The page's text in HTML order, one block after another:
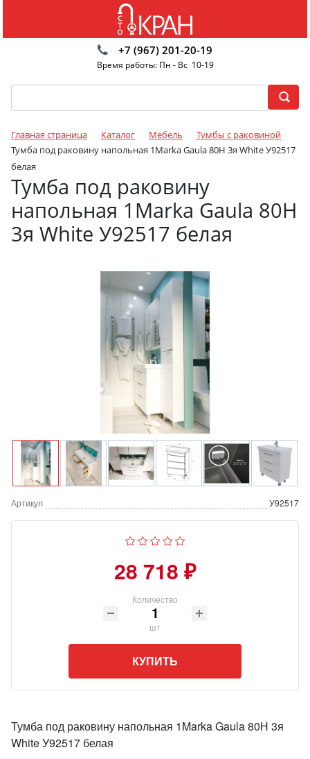
+7 (967) 201-20-19
Время работы: Пн - Вс 10-19
Главная страница Каталог Мебель
Тумбы с раковиной
Тумба под раковину напольная 1Marka Gaula 80Н 3я White У92517
белая
Тумба под раковину
напольная 1Marka Gaula 80Н
3я White У92517 белая
Артикул У92517
28 718 ₽
Количество
шт
КУПИТЬ
Тумба под раковину напольная 1Marka Gaula 80Н 3я
White У92517 белая